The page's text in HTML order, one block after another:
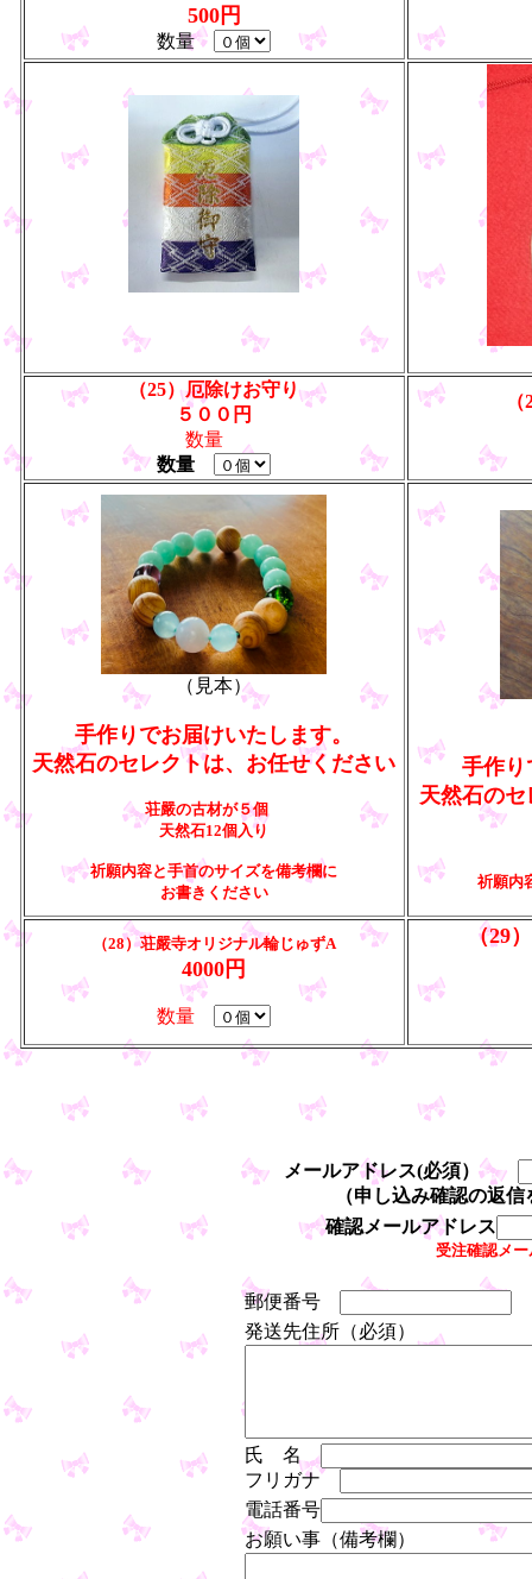
500円
数量
（25）厄除けお守り
５００円
数量
数量
（見本）
手作りでお届けいたします。
天然石のセレクトは、お任せください
荘嚴の古材が５個
天然石12個入り
祈願内容と手首のサイズを備考欄に
お書きください
手作り
天然石の
祈願内
（28）荘嚴寺オリジナル輪じゅずA
4000円
数量
（29）
メールアドレス(必須）
（申し込み確認の返
確認メールアドレス
受注確認メ
郵便番号
発送先住所（必須）
氏 名
フリガナ
電話番号
お願い事（備考欄）